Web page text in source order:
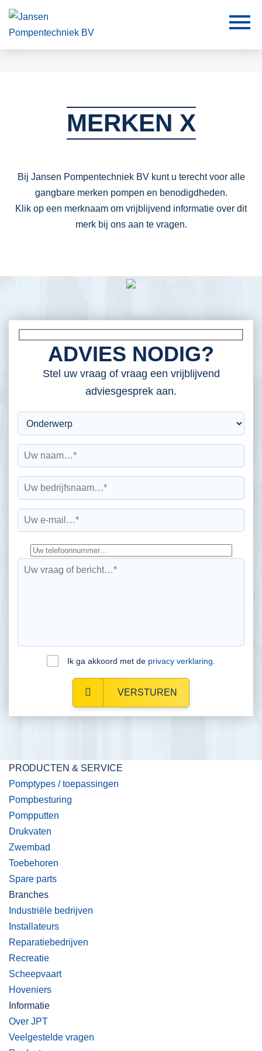
MERKEN X
Bij Jansen Pompentechniek BV kunt u terecht voor alle
gangbare merken pompen en benodigdheden.
Klik op een merknaam om vrijblijvend informatie over dit
merk bij ons aan te vragen.
ADVIES NODIG?
Stel uw vraag of vraag een vrijblijvend
adviesgesprek aan.
Ik ga akkoord met de privacy verklaring
VERSTUREN
PRODUCTEN & SERVICE
Pomptypes / toepassingen
Pompbesturing
Pompputten
Drukvaten
Zwembad
Toebehoren
Spare parts
Branches
Industriële bedrijven
Installateurs
Reparatiebedrijven
Recreatie
Scheepvaart
Hoveniers
Informatie
Over JPT
Veelgestelde vragen